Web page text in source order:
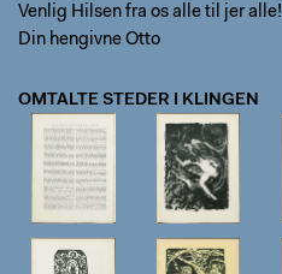
Venlig Hilsen fra os alle til jer alle!
Din hengivne Otto
OMTALTE STEDER I KLINGEN